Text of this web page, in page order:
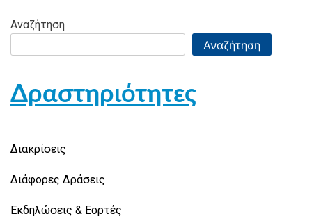
Αναζήτηση
Αναζήτηση
Δραστηριότητες
Διακρίσεις
Διάφορες Δράσεις
Εκδηλώσεις & Εορτές